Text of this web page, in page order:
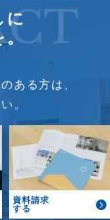
に
。
ある方は、
。
資料請求
する